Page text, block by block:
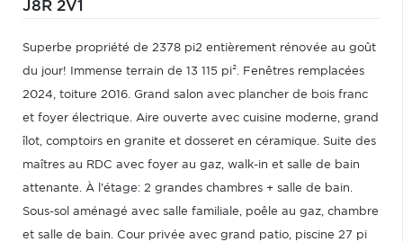
J8R 2V1
Superbe propriété de 2378 pi2 entièrement rénovée au goût
du jour! Immense terrain de 13 115 pi². Fenêtres remplacées
2024, toiture 2016. Grand salon avec plancher de bois franc
et foyer électrique. Aire ouverte avec cuisine moderne, grand
îlot, comptoirs en granite et dosseret en céramique. Suite des
maîtres au RDC avec foyer au gaz, walk-in et salle de bain
attenante. À l'étage: 2 grandes chambres + salle de bain.
Sous-sol aménagé avec salle familiale, poêle au gaz, chambre
et salle de bain. Cour privée avec grand patio, piscine 27 pi